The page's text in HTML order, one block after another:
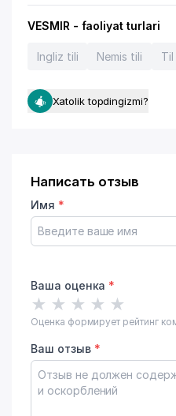
VESMIR - faoliyat turlari
Ingliz tili Nemis tili Til
Xatolik topdingizmi?
Написать отзыв
Имя *
Ваша оценка *
★ ★ ★ ★ ★
Оценка формирует рейтинг
Ваш отзыв *